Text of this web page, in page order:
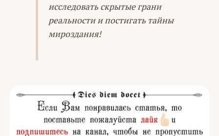
исследовать скрытые грани
реальности и постигать тайны
мироздания!